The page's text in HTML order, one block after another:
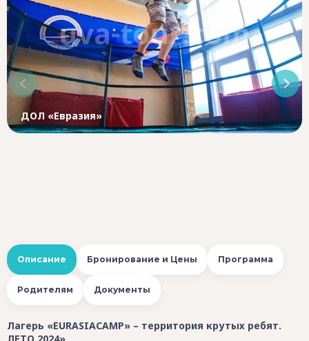
ДОЛ «Евразия»
Описание Бронирование и Цены Программа
Родителям Документы
Лагерь «EURASIACAMP» – территория крутых ребят.